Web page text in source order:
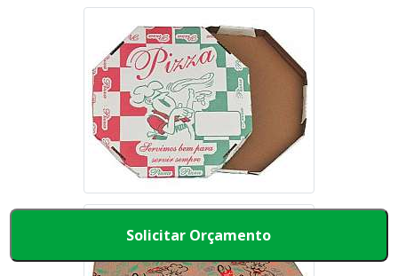
Solicitar Orçamento